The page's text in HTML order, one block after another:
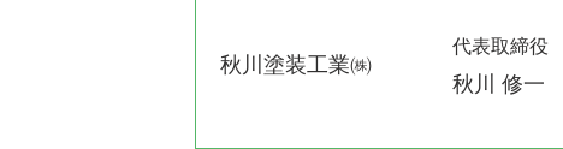
秋川塗装工業㈱
代表取締役
秋川 修一